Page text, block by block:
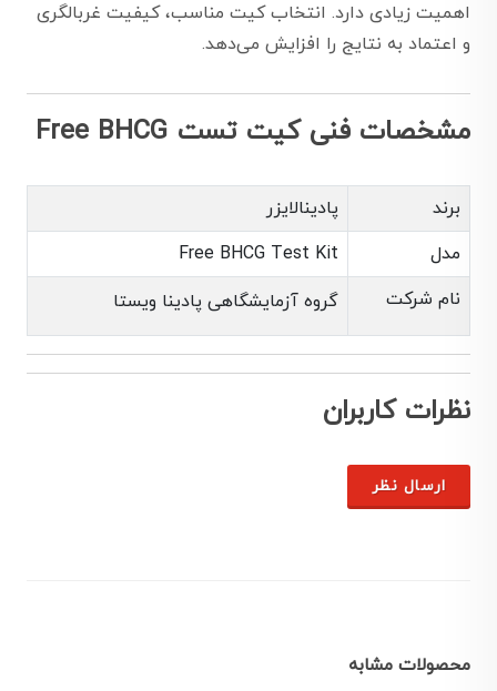
اهمیت زیادی دارد. انتخاب کیت مناسب، کیفیت غربالگری
و اعتماد به نتایج را افزایش می‌دهد.
مشخصات فنی کیت تست Free BHCG
برند
پادینالایزر
مدل
Free BHCG Test Kit
نام شرکت
گروه آزمایشگاهی پادینا ویستا
نظرات کاربران
ارسال نظر
محصولات مشابه